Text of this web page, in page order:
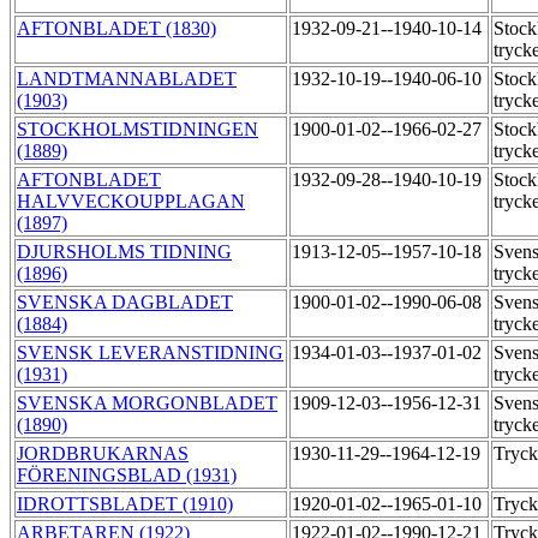
AFTONBLADET (1830) 1932-09-21--1940-10-14
LANDTMANNABLADET
(1903)
1932-10-19--1940-06-10
STOCKHOLMSTIDNINGEN
(1889)
1900-01-02--1966-02-27
AFTONBLADET
HALVVECKOUPPLAGAN
(1897)
1932-09-28--1940-10-19
DJURSHOLMS TIDNING
(1896)
1913-12-05--1957-10-18
SVENSKA DAGBLADET
(1884)
1900-01-02--1990-06-08
SVENSK LEVERANSTIDNING
(1931)
1934-01-03--1937-01-02
SVENSKA MORGONBLADET
(1890)
1909-12-03--1956-12-31
JORDBRUKARNAS
FÖRENINGSBLAD (1931)
1930-11-29--1964-12-19
IDROTTSBLADET (1910) 1920-01-02--1965-01-10
ARBETAREN (1922)
1922-01-02--1990-12-21